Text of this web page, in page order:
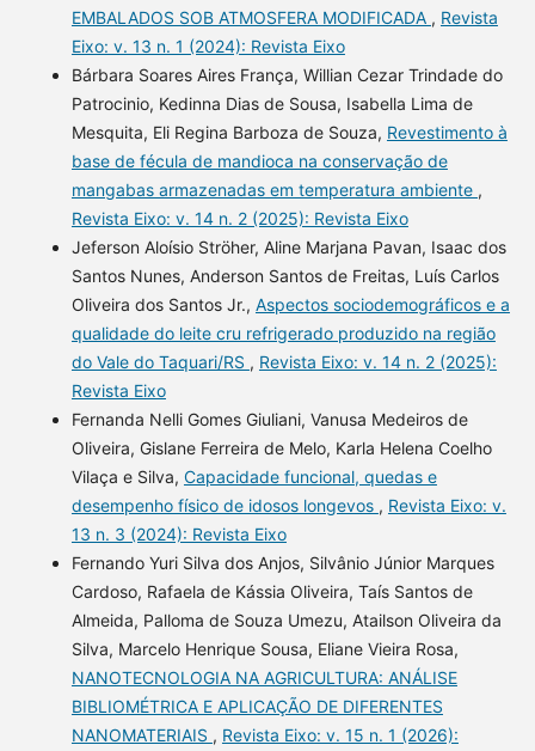
EMBALADOS SOB ATMOSFERA MODIFICADA , Revista
Eixo: v. 13 n. 1 (2024): Revista Eixo
Bárbara Soares Aires França, Willian Cezar Trindade do
Patrocinio, Kedinna Dias de Sousa, Isabella Lima de
Mesquita, Eli Regina Barboza de Souza, Revestimento à
base de fécula de mandioca na conservação de
mangabas armazenadas em temperatura ambiente ,
Revista Eixo: v. 14 n. 2 (2025): Revista Eixo
Jeferson Aloísio Ströher, Aline Marjana Pavan, Isaac dos
Santos Nunes, Anderson Santos de Freitas, Luís Carlos
Oliveira dos Santos Jr., Aspectos sociodemográficos e a
qualidade do leite cru refrigerado produzido na região
do Vale do Taquari/RS , Revista Eixo: v. 14 n. 2 (2025):
Revista Eixo
Fernanda Nelli Gomes Giuliani, Vanusa Medeiros de
Oliveira, Gislane Ferreira de Melo, Karla Helena Coelho
Vilaça e Silva, Capacidade funcional, quedas e
desempenho físico de idosos longevos , Revista Eixo: v.
13 n. 3 (2024): Revista Eixo
Fernando Yuri Silva dos Anjos, Silvânio Júnior Marques
Cardoso, Rafaela de Kássia Oliveira, Taís Santos de
Almeida, Palloma de Souza Umezu, Atailson Oliveira da
Silva, Marcelo Henrique Sousa, Eliane Vieira Rosa,
NANOTECNOLOGIA NA AGRICULTURA: ANÁLISE
BIBLIOMÉTRICA E APLICAÇÃO DE DIFERENTES
NANOMATERIAIS , Revista Eixo: v. 15 n. 1 (2026):